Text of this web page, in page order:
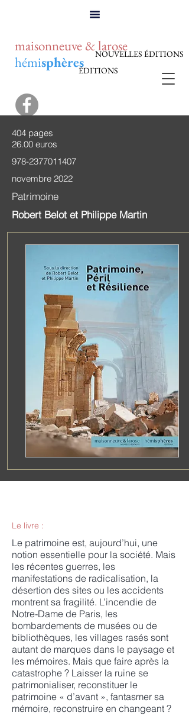
hémisphèresÉDITIONS
maisonneuve & laroseNOUVELLES ÉDITIONS
404 pages
26.00 euros
978-2377011407
novembre 2022
Patrimoine
Robert Belot et Philippe Martin
Le livre :
Le patrimoine est, aujourd’hui, une
notion essentielle pour la société. Mais
les récentes guerres, les
manifestations de radicalisation, la
désertion des sites ou les accidents
montrent sa fragilité. L’incendie de
Notre-Dame de Paris, les
bombardements de musées ou de
bibliothèques, les villages rasés sont
autant de marques dans le paysage et
les mémoires. Mais que faire après la
catastrophe ? Laisser la ruine se
patrimonialiser, reconstituer le
patrimoine « d’avant », fantasmer sa
mémoire, reconstruire en changeant ?